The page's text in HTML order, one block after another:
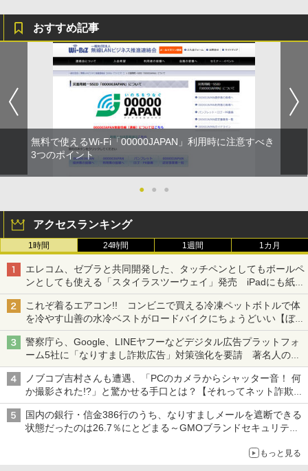
おすすめ記事
無料で使えるWi-Fi「00000JAPAN」利用時に注意すべき
3つのポイント
● ● ●
アクセスランキング
1時間 24時間 1週間 1カ月
エレコム、ゼブラと共同開発した、タッチペンとしてもボールペ
ンとしても使える「スタイラスツーウェイ」発売 iPadにも紙に
も、持ち替えずに書き込める
これぞ着るエアコン!! コンビニで買える冷凍ペットボトルで体
を冷やす山善の水冷ベストがロードバイクにちょうどいい【ぼっ
ち・ざ・ろーど！その14】【空いた時間でなにしてる？】
警察庁ら、Google、LINEヤフーなどデジタル広告プラットフォ
ーム5社に「なりすまし詐欺広告」対策強化を要請 著名人の写
真や映像を使った投資詐欺などへの対策として
ノブコブ吉村さんも遭遇、「PCのカメラからシャッター音！ 何
か撮影された!?」と驚かせる手口とは？【それってネット詐欺で
すよ！】
国内の銀行・信金386行のうち、なりすましメールを遮断できる
状態だったのは26.7％にとどまる～GMOブランドセキュリティ
もっと見る